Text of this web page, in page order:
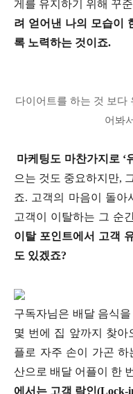
게를 유지하기 위해 꾸
려 얻어낸 나의 모습이
록 노력하는 것이죠.
다이어트를 하는 것 보다
어봐
마케팅도 마찬가지로 ‘
으는 것도 중요하지만,
죠. 고객의 마음이 돌아
고객이 이탈하는 그 순
이탈 포인트에서 고객
도 있겠죠?
구독자님은 배달 음식
몇 번에 집 앞까지 찾아
플로 자주 손이 가곤 하
산으로 배달 어플이 한
에서는 고객 락인